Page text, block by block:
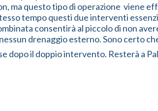
ma questo tipo di operazione viene
tempo questi due interventi
consentirà al piccolo di non
drenaggio esterno. Sono certo
dopo il doppio intervento. Resterà a